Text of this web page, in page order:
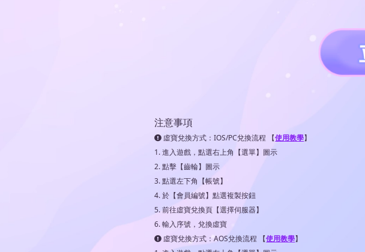
注意事項
虛寶兌換方式：IOS/PC兌換流程 【使用教學】
1. 進入遊戲，點選右上角【選單】圖示
2. 點擊【齒輪】圖示
3. 點選左下角【帳號】
4. 於【會員編號】點選複製按鈕
5. 前往虛寶兌換頁【選擇伺服器】
6. 輸入序號，兌換虛寶
虛寶兌換方式：AOS兌換流程 【使用教學】